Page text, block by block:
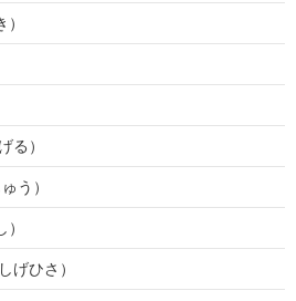
る）
う）
げひさ）